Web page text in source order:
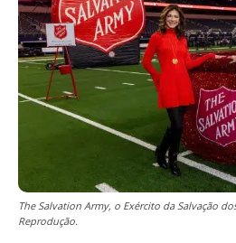
The Salvation Army, o Exército da Salvação
Reprodução.